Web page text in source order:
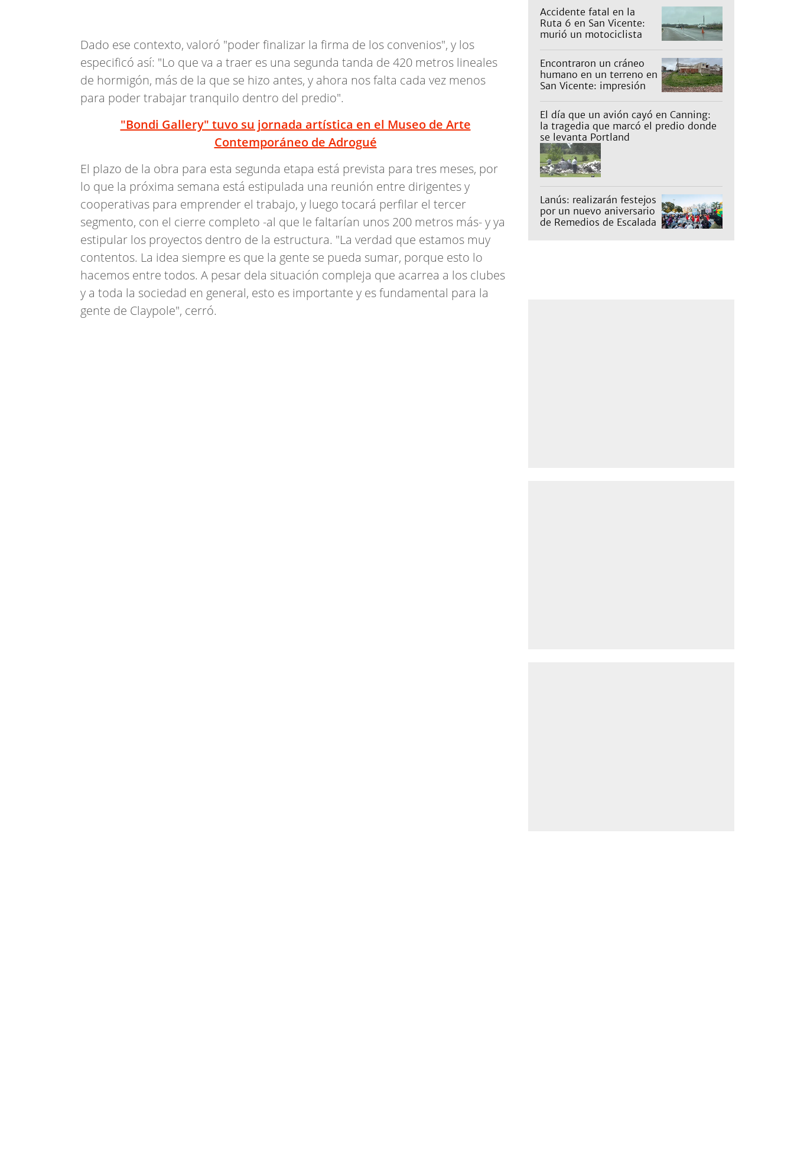
Dado ese contexto, valoró "poder finalizar la firma de los convenios", y los
especificó así: "Lo que va a traer es una segunda tanda de 420 metros lineales
de hormigón, más de la que se hizo antes, y ahora nos falta cada vez menos
para poder trabajar tranquilo dentro del predio".
"Bondi Gallery" tuvo su jornada artística en el Museo de Arte
Contemporáneo de Adrogué
El plazo de la obra para esta segunda etapa está prevista para tres meses, por
lo que la próxima semana está estipulada una reunión entre dirigentes y
cooperativas para emprender el trabajo, y luego tocará perfilar el tercer
segmento, con el cierre completo -al que le faltarían unos 200 metros más- y ya
estipular los proyectos dentro de la estructura. "La verdad que estamos muy
contentos. La idea siempre es que la gente se pueda sumar, porque esto lo
hacemos entre todos. A pesar dela situación compleja que acarrea a los clubes
y a toda la sociedad en general, esto es importante y es fundamental para la
gente de Claypole", cerró.
Accidente fatal en la
Ruta 6 en San Vicente:
murió un motociclista
Encontraron un cráneo
humano en un terreno en
San Vicente: impresión
El día que un avión cayó en Canning:
la tragedia que marcó el predio donde hoy
se levanta Portland
Lanús: realizarán festejos
por un nuevo aniversario
de Remedios de Escalada